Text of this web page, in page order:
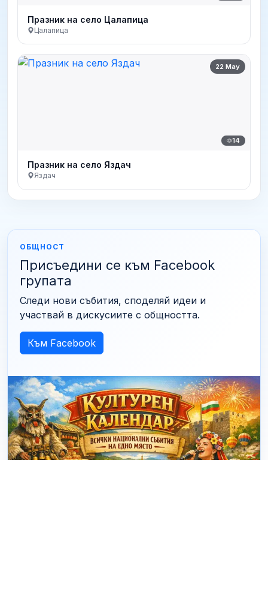
Празник на село Цалапица
Цалапица
22 May
14
Празник на село Яздач
Яздач
ОБЩНОСТ
Присъедини се към Facebook
групата
Следи нови събития, споделяй идеи и
участвай в дискусиите с общността.
Към Facebook